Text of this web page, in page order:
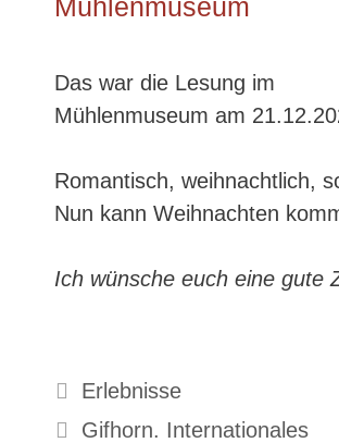
Mühlenmuseum
Das war die Lesung im
Mühlenmuseum am
Romantisch, weihnachtlich,
Nun kann Weihnachten
Ich wünsche euch eine gute
Kategorien
Erlebnisse
Schlagwörter
Gifhorn. Internationales